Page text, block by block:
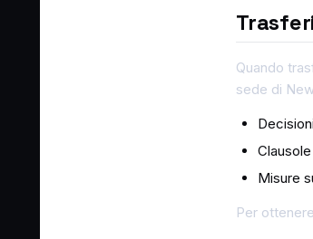
Quando
sede di
Misure
Per